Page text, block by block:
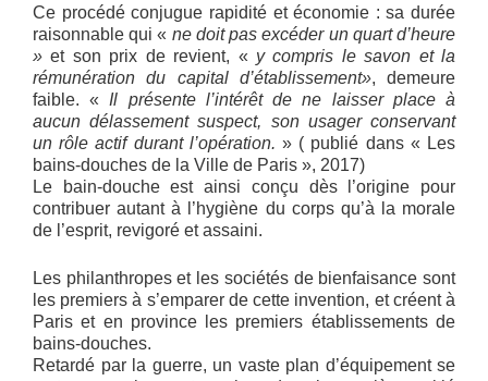
Ce procédé conjugue rapidité et économie : sa durée
raisonnable qui « ne doit pas excéder un quart d’heure
» et son prix de revient, « y compris le savon et la
rémunération du capital d’établissement», demeure
faible. « Il présente l’intérêt de ne laisser place à
aucun délassement suspect, son usager conservant
un rôle actif durant l’opération. » ( publié dans « Les
bains-douches de la Ville de Paris », 2017)
Le bain-douche est ainsi conçu dès l’origine pour
contribuer autant à l’hygiène du corps qu’à la morale
de l’esprit, revigoré et assaini.
Les philanthropes et les sociétés de bienfaisance sont
les premiers à s’emparer de cette invention, et créent à
Paris et en province les premiers établissements de
bains-douches.
Retardé par la guerre, un vaste plan d’équipement se